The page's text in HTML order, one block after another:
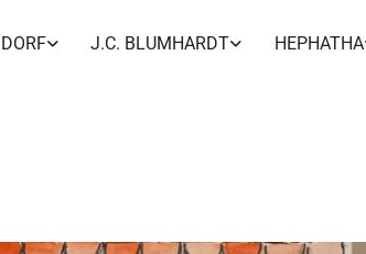
J.C. BLUMHARDT HEPHATHA